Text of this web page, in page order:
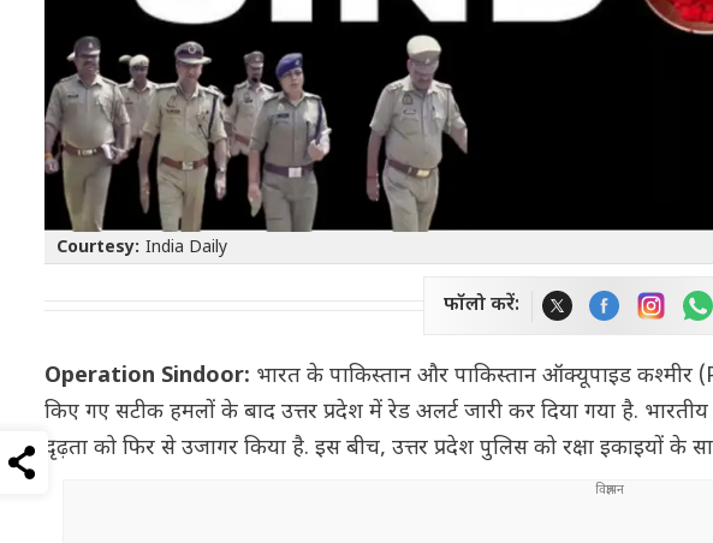
Courtesy: India Daily
फॉलो करें:
Operation Sindoor: भारत के पाकिस्तान और पाकिस्तान ऑक्यूपाइड
किए गए सटीक हमलों के बाद उत्तर प्रदेश में रेड अलर्ट जारी कर दिया गया है.
दृढ़ता को फिर से उजागर किया है. इस बीच, उत्तर प्रदेश पुलिस को रक्षा इकाइयों के